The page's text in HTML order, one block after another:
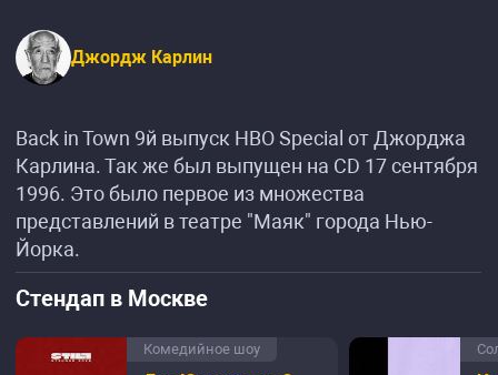
Джордж Карлин
Back in Town 9й выпуск HBO Special от Джорджа
Карлина. Так же был выпущен на CD 17 сентября
1996. Это было первое из множества
представлений в театре "Маяк" города Нью-
Йорка.
Стендап в Москве
Комедийное шоу